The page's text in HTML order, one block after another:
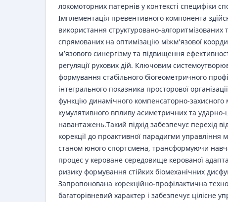
локомоторних патернів у контексті специфіки
Імплементація превентивного компонента
використання структуровано-алгоритмізованих
спрямованих на оптимізацію міжм’язової
м’язового синергізму та підвищення
регуляції рухових дій. Ключовим
формування стабільного біогеометричного
інтегрального показника просторової
функцію динамічного компенсаторно-захисного
кумулятивного впливу асиметричних та ударно-
навантажень.Такий підхід забезпечує перехід
корекції до проактивної парадигми
станом юного спортсмена, трансформуючи
процес у кероване середовище керованої
ризику формування стійких біомеханічних
Запропонована корекційно-профілактична
багаторівневий характер і забезпечує цілісне